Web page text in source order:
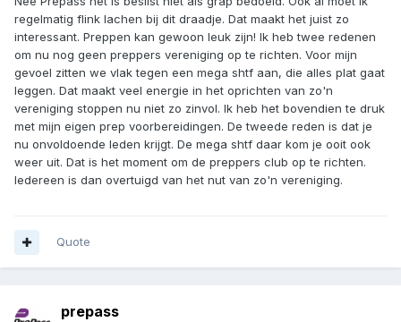
regelmatig flink lachen bij dit draadje. Dat maakt het juist zo
interessant. Preppen kan gewoon leuk zijn! Ik heb twee redenen
om nu nog geen preppers vereniging op te richten. Voor mijn
gevoel zitten we vlak tegen een mega shtf aan, die alles plat gaat
leggen. Dat maakt veel energie in het oprichten van zo'n
vereniging stoppen nu niet zo zinvol. Ik heb het bovendien te druk
met mijn eigen prep voorbereidingen. De tweede reden is dat je
nu onvoldoende leden krijgt. De mega shtf daar kom je ooit ook
weer uit. Dat is het moment om de preppers club op te richten.
Iedereen is dan overtuigd van het nut van zo'n vereniging.
Quote
prepass